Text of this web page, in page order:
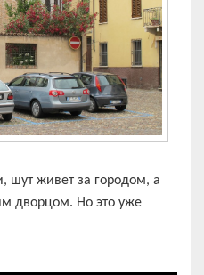
шут живет за городом, а
дворцом. Но это уже